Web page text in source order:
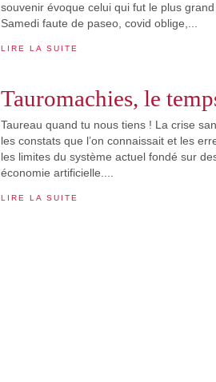
souvenir évoque celui qui fut le plus
Samedi faute de paseo, covid oblige,...
LIRE LA SUITE
Tauromachies, le
Taureau quand tu nous tiens ! La crise
les constats que l’on connaissait et les
les limites du système actuel fondé sur
économie artificielle....
LIRE LA SUITE